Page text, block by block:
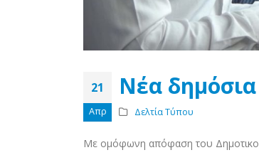
21
Απρ
Νέα
Δελτία Τύπου
Με ομόφωνη απόφαση του